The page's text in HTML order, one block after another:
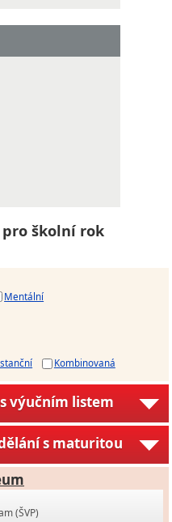
školní rok
Mentální
Kombinovaná
výučním listem
s maturitou
(ŠVP)